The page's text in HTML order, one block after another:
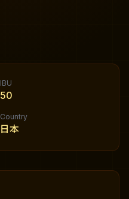
IBU
50
Country
日本